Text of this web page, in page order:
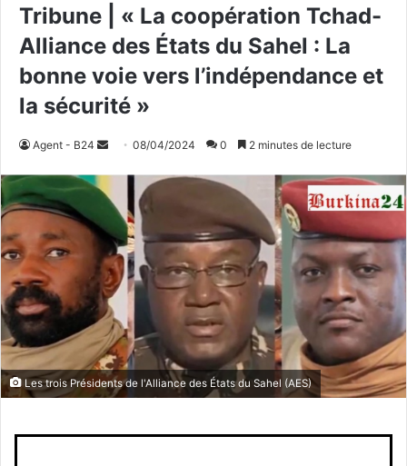
Tribune | « La coopération Tchad-
Alliance des États du Sahel : La
bonne voie vers l’indépendance et
la sécurité »
Agent - B24
o
y
e
r
u
n
c
o
u
08/04/2024 0 2 minutes de lecture
Les trois Présidents de l'Alliance des États du Sahel (AES)